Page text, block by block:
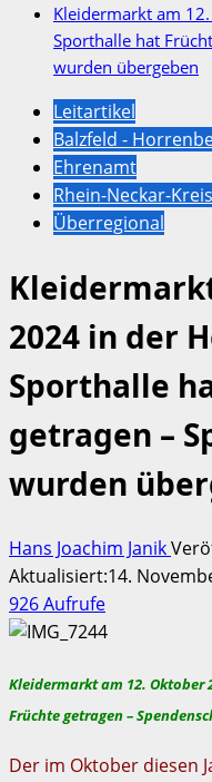
Kleidermarkt am
Sporthalle hat
wurden übergeben
Leitartikel
Balzfeld -
Ehrenamt
Rhein-Neckar-Kreis
Überregional
2024 in der
Sporthalle
getragen –
wurden
Hans Joachim Janik
Aktualisiert:14.
926 Aufrufe
Kleidermarkt am 12. Oktober
Früchte getragen –
Der im Oktober diesen